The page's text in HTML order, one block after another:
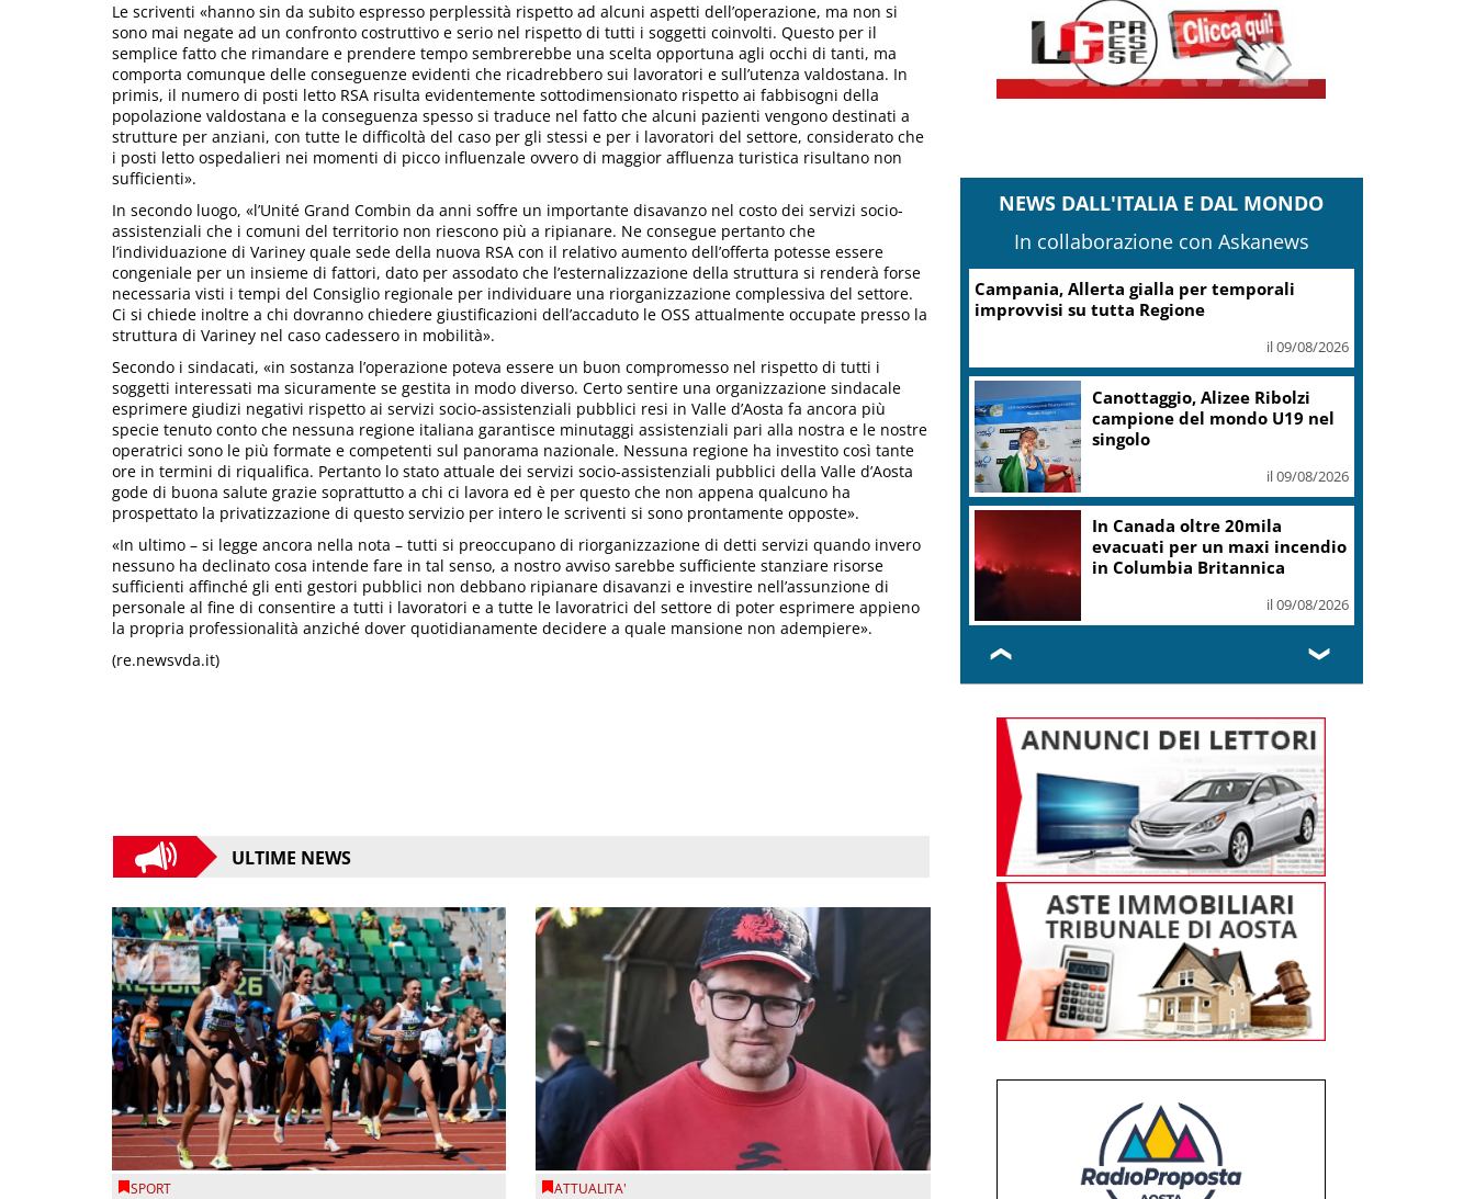
Le scriventi «hanno sin da subito espresso perplessità rispetto ad alcuni aspetti dell’operazione, ma non si
sono mai negate ad un confronto costruttivo e serio nel rispetto di tutti i soggetti coinvolti. Questo per il
semplice fatto che rimandare e prendere tempo sembrerebbe una scelta opportuna agli occhi di tanti, ma
comporta comunque delle conseguenze evidenti che ricadrebbero sui lavoratori e sull’utenza valdostana. In
primis, il numero di posti letto RSA risulta evidentemente sottodimensionato rispetto ai fabbisogni della
popolazione valdostana e la conseguenza spesso si traduce nel fatto che alcuni pazienti vengono destinati a
strutture per anziani, con tutte le difficoltà del caso per gli stessi e per i lavoratori del settore, considerato che
i posti letto ospedalieri nei momenti di picco influenzale ovvero di maggior affluenza turistica risultano non
sufficienti».
In secondo luogo, «l’Unité Grand Combin da anni soffre un importante disavanzo nel costo dei servizi socio-
assistenziali che i comuni del territorio non riescono più a ripianare. Ne consegue pertanto che
l’individuazione di Variney quale sede della nuova RSA con il relativo aumento dell’offerta potesse essere
congeniale per un insieme di fattori, dato per assodato che l’esternalizzazione della struttura si renderà forse
necessaria visti i tempi del Consiglio regionale per individuare una riorganizzazione complessiva del settore.
Ci si chiede inoltre a chi dovranno chiedere giustificazioni dell’accaduto le OSS attualmente occupate presso la
struttura di Variney nel caso cadessero in mobilità».
Secondo i sindacati, «in sostanza l’operazione poteva essere un buon compromesso nel rispetto di tutti i
soggetti interessati ma sicuramente se gestita in modo diverso. Certo sentire una organizzazione sindacale
esprimere giudizi negativi rispetto ai servizi socio-assistenziali pubblici resi in Valle d’Aosta fa ancora più
specie tenuto conto che nessuna regione italiana garantisce minutaggi assistenziali pari alla nostra e le nostre
operatrici sono le più formate e competenti sul panorama nazionale. Nessuna regione ha investito così tante
ore in termini di riqualifica. Pertanto lo stato attuale dei servizi socio-assistenziali pubblici della Valle d’Aosta
gode di buona salute grazie soprattutto a chi ci lavora ed è per questo che non appena qualcuno ha
prospettato la privatizzazione di questo servizio per intero le scriventi si sono prontamente opposte».
«In ultimo – si legge ancora nella nota – tutti si preoccupano di riorganizzazione di detti servizi quando invero
nessuno ha declinato cosa intende fare in tal senso, a nostro avviso sarebbe sufficiente stanziare risorse
sufficienti affinché gli enti gestori pubblici non debbano ripianare disavanzi e investire nell’assunzione di
personale al fine di consentire a tutti i lavoratori e a tutte le lavoratrici del settore di poter esprimere appieno
la propria professionalità anziché dover quotidianamente decidere a quale mansione non adempiere».
(re.newsvda.it)
ULTIME NEWS
SPORT ATTUALITA'
NEWS DALL'ITALIA E DAL MONDO
In collaborazione con Askanews
Il Papa: la presenza di Dio
nelle nostre vite è in grado di
il 09/08/2026
Nagasaki, 81 anni dopo
l’atomica: “Il nucleare è male
il 09/08/2026
Coldiretti: Filiera bufalina
solida ed in crescita continua
il 09/08/2026
❮ ❯